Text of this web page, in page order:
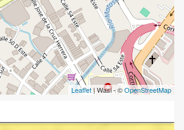
Leaflet | Wasi - ©OpenStreetMap